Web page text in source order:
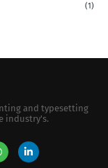
(1)
and typesetting
industry's.